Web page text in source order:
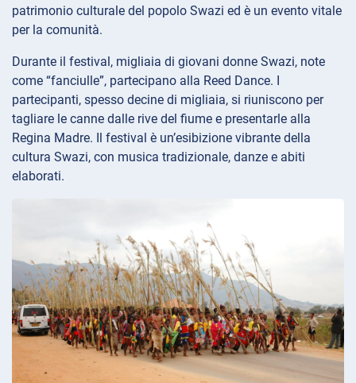
patrimonio culturale del popolo Swazi ed è un evento vitale
per la comunità.
Durante il festival, migliaia di giovani donne Swazi, note
come “fanciulle”, partecipano alla Reed Dance. I
partecipanti, spesso decine di migliaia, si riuniscono per
tagliare le canne dalle rive del fiume e presentarle alla
Regina Madre. Il festival è un’esibizione vibrante della
cultura Swazi, con musica tradizionale, danze e abiti
elaborati.